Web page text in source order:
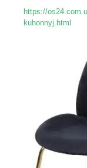
https://
kuhonnyj.html